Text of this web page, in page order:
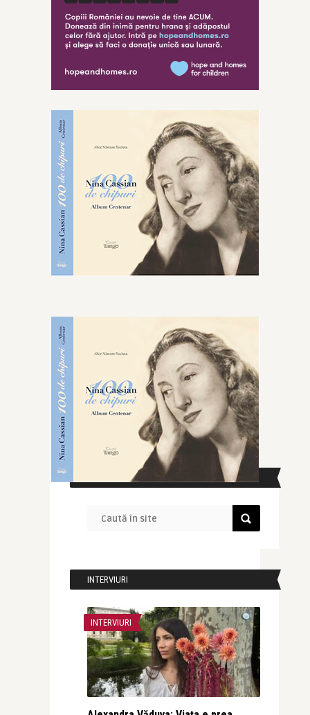
CAUTĂ ÎN SITE
INTERVIURI
INTERVIURI